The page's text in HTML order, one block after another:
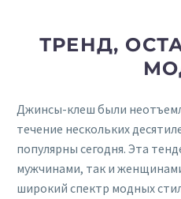
ТРЕНД,
Джинсы-клеш были
течение нескольких
популярны сегодня. Эта
мужчинами, так и
широкий спектр модных